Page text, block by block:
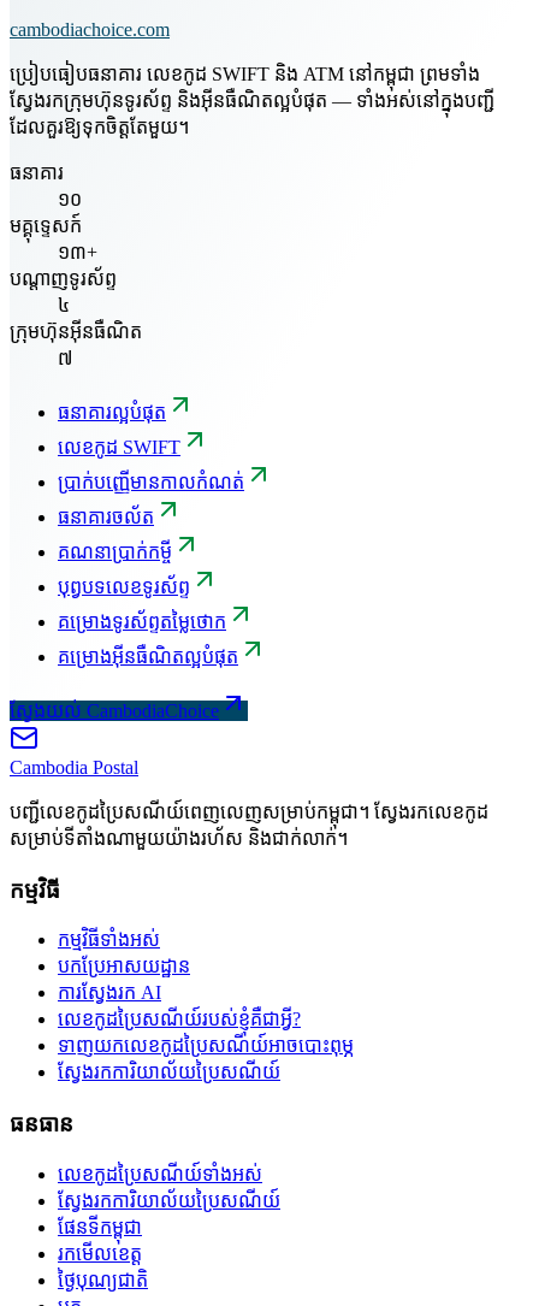
cambodiachoice.com
ប្រៀបធៀបធនាគារ លេខកូដ SWIFT និង ATM នៅកម្ពុជា ព្រមទាំង
ស្វែងរកក្រុមហ៊ុនទូរស័ព្ទ និងអ៊ីនធឺណិតល្អបំផុត — ទាំងអស់នៅក្នុងបញ្ជី
ដែលគួរឱ្យទុកចិត្តតែមួយ។
ធនាគារ
១០
មគ្គុទ្ទេសក៍
១៣+
បណ្តាញទូរស័ព្ទ
៤
ក្រុមហ៊ុនអ៊ីនធឺណិត
៧
ធនាគារល្អបំផុត
លេខកូដ SWIFT
ប្រាក់បញ្ញើមានកាលកំណត់
ធនាគារចល័ត
គណនាប្រាក់កម្ចី
បុព្វបទលេខទូរស័ព្ទ
គម្រោងទូរស័ព្ទតម្លៃថោក
គម្រោងអ៊ីនធឺណិតល្អបំផុត
ស្វែងយល់ CambodiaChoice
Cambodia Postal
បញ្ជីលេខកូដប្រៃសណីយ៍ពេញលេញសម្រាប់កម្ពុជា។ ស្វែងរកលេខកូដ
សម្រាប់ទីតាំងណាមួយយ៉ាងរហ័ស និងជាក់លាក់។
កម្មវិធី
កម្មវិធីទាំងអស់
បកប្រែអាសយដ្ឋាន
ការស្វែងរក AI
លេខកូដប្រៃសណីយ៍របស់ខ្ញុំគឺជាអ្វី?
ទាញយកលេខកូដប្រៃសណីយ៍អាចបោះពុម្ភ
ស្វែងរកការិយាល័យប្រៃសណីយ៍
ធនធាន
លេខកូដប្រៃសណីយ៍ទាំងអស់
ស្វែងរកការិយាល័យប្រៃសណីយ៍
ផែនទីកម្ពុជា
រកមើលខេត្ត
ថ្ងៃបុណ្យជាតិ